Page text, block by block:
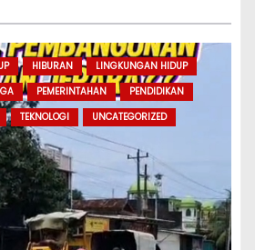
HIBURAN
LINGKUNGAN HIDUP
PEMERINTAHAN
PENDIDIKAN
TEKNOLOGI UNCATEGORIZED